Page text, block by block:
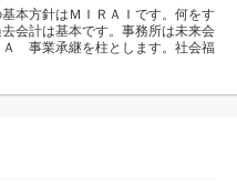
本方針はＭＩＲＡＩです。何をす
会計は基本です。事務所は未来会
事業承継を柱とします。社会福